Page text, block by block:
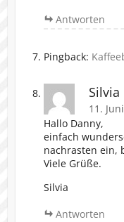
Antworten
Pingback:
Silvia
11.
Hallo Danny,
einfach
nachrasten ein,
Viele Grüße.
Silvia
Antworten